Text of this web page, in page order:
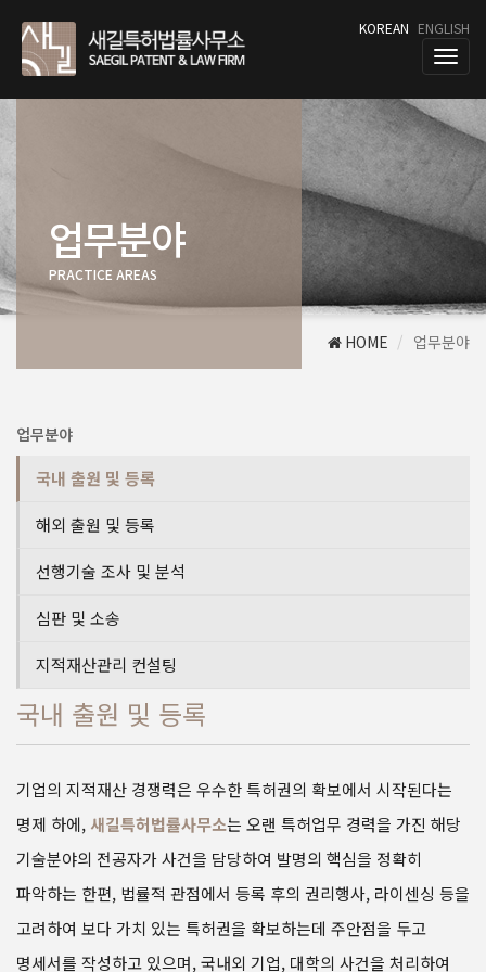
KOREAN ENGLISH
T
o
g
g
e
n
a
v
a
t
i
업무분야
PRACTICE AREAS
HOME 업무분야
업무분야
국내 출원 및 등록
해외 출원 및 등록
선행기술 조사 및 분석
심판 및 소송
지적재산관리 컨설팅
국내 출원 및 등록
기업의 지적재산 경쟁력은 우수한 특허권의 확보에서 시작된다는
명제 하에, 새길특허법률사무소는 오랜 특허업무 경력을 가진 해당
기술분야의 전공자가 사건을 담당하여 발명의 핵심을 정확히
파악하는 한편, 법률적 관점에서 등록 후의 권리행사, 라이센싱 등을
고려하여 보다 가치 있는 특허권을 확보하는데 주안점을 두고
명세서를 작성하고 있으며, 국내외 기업, 대학의 사건을 처리하여